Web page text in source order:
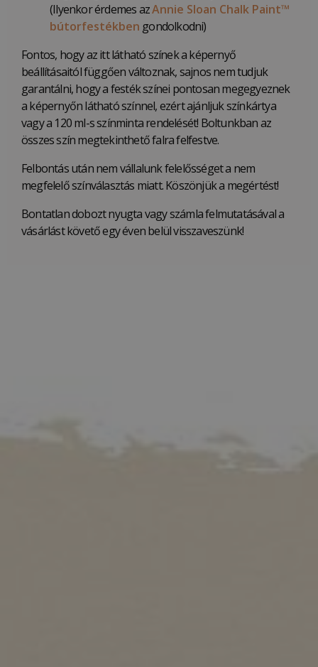
(Ilyenkor érdemes azAnnie Sloan Chalk Paint™
bútorfestékben gondolkodni)
Fontos, hogy az itt látható színek a képernyő
beállításaitól függően változnak, sajnos nem tudjuk
garantálni, hogy a festék színei pontosan megegyeznek
a képernyőn látható színnel, ezért ajánljuk színkártya
vagy a 120 ml-s színminta rendelését! Boltunkban az
összes szín megtekinthető falra felfestve.
Felbontás után nem vállalunk felelősséget a nem
megfelelő színválasztás miatt. Köszönjük a megértést!
Bontatlan dobozt nyugta vagy számla felmutatásával a
vásárlást követő egy éven belül visszaveszünk!